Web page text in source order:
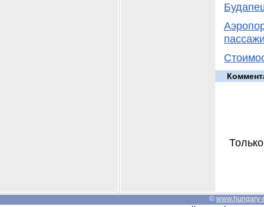
© www.hungary-